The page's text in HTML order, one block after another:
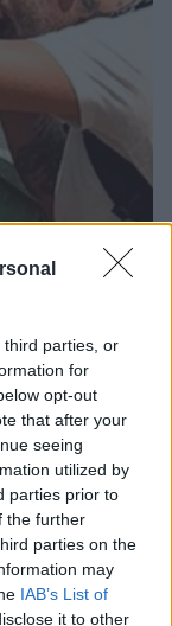
third parties, or
for
opt-out
that after your
seeing
utilized by
parties prior to
the further
parties on the
may
IAB’s List of
it to other
από τον
για τη
της
ανέλαβαν